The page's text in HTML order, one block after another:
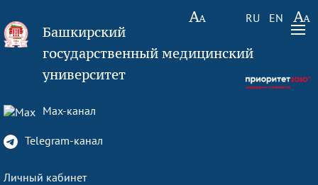
RU EN
Башкирский
государственный медицинский
университет
Max-канал
Telegram-канал
Личный кабинет